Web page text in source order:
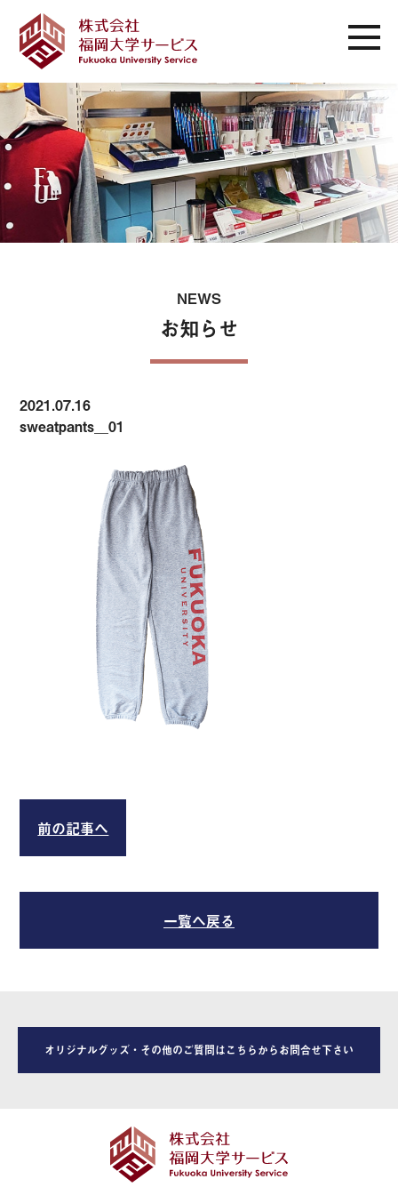
NEWS
お知らせ
2021.07.16
sweatpants__01
前の記事へ
一覧へ戻る
オリジナルグッズ・その他のご質問はこちらからお問合せ下さい